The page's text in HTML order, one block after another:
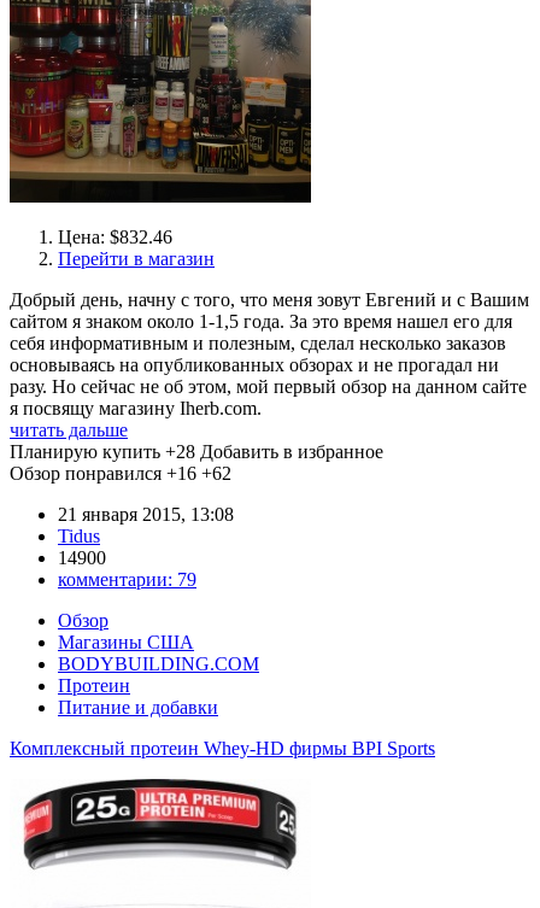
Цена: $832.46
Перейти в магазин
Добрый день, начну с того, что меня зовут Евгений и с Вашим
сайтом я знаком около 1-1,5 года. За это время нашел его для
себя информативным и полезным, сделал несколько заказов
основываясь на опубликованных обзорах и не прогадал ни
разу. Но сейчас не об этом, мой первый обзор на данном сайте
я посвящу магазину Iherb.com.
читать дальше
Планирую купить +28 Добавить в избранное
Обзор понравился +16 +62
21 января 2015, 13:08
Tidus
14900
комментарии: 79
Обзор
Магазины США
BODYBUILDING.COM
Протеин
Питание и добавки
Комплексный протеин Whey-HD фирмы BPI Sports